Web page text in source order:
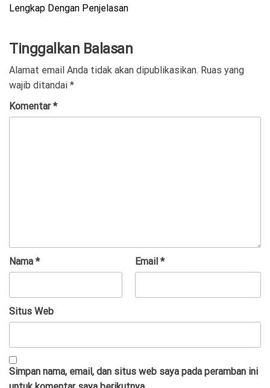
Lengkap Dengan Penjelasan
Tinggalkan Balasan
Alamat email Anda tidak akan dipublikasikan. Ruas yang
wajib ditandai *
Komentar*
Nama * Email *
Situs Web
Simpan nama, email, dan situs web saya pada peramban ini